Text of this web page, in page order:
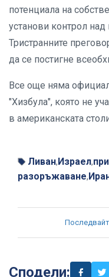
потенциала на
установи контрол над
Тристранните
да се постигне
Все още няма
"Хизбула", която не
в американската
Ливан, Израел,
разоръжаване,
Сподели: